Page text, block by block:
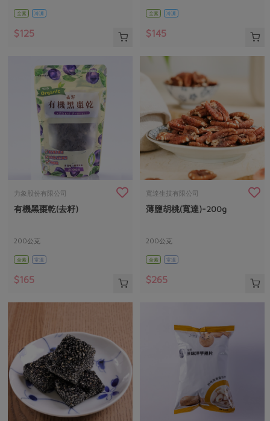
全素 冷凍
$125
全素 冷凍
$145
力象股份有限公司
有機黑棗乾(去籽)
200公克
全素 常溫
$165
寬達生技有限公司
薄鹽胡桃(寬達)-200g
200公克
全素 常溫
$265